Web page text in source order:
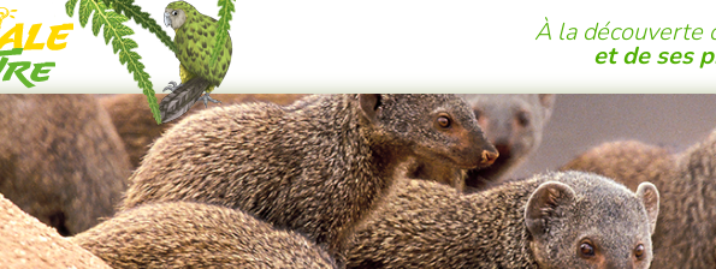
À la découverte
et de ses